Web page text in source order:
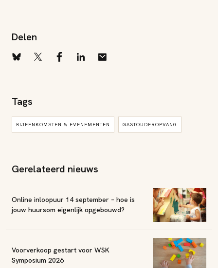
Delen
Tags
BIJEENKOMSTEN & EVENEMENTEN GASTOUDEROPVANG
Gerelateerd nieuws
Online inloopuur 14 september – hoe is
jouw huursom eigenlijk opgebouwd?
Voorverkoop gestart voor WSK
Symposium 2026